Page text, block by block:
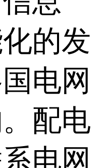
的发
电网
配电
电网